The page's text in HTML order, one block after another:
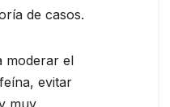
de casos.
moderar el
evitar
muy